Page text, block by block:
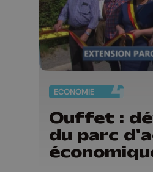
ECONOMIE
Ouffet :
du parc